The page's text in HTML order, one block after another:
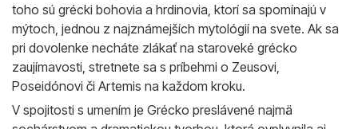
toho sú grécki bohovia a hrdinovia, ktorí sa spomínajú v
mýtoch, jednou z najznámejších mytológií na svete. Ak sa
pri dovolenke necháte zlákať na staroveké grécko
zaujímavosti, stretnete sa s príbehmi o Zeusovi,
Poseidónovi či Artemis na každom kroku.
V spojitosti s umením je Grécko preslávené najmä